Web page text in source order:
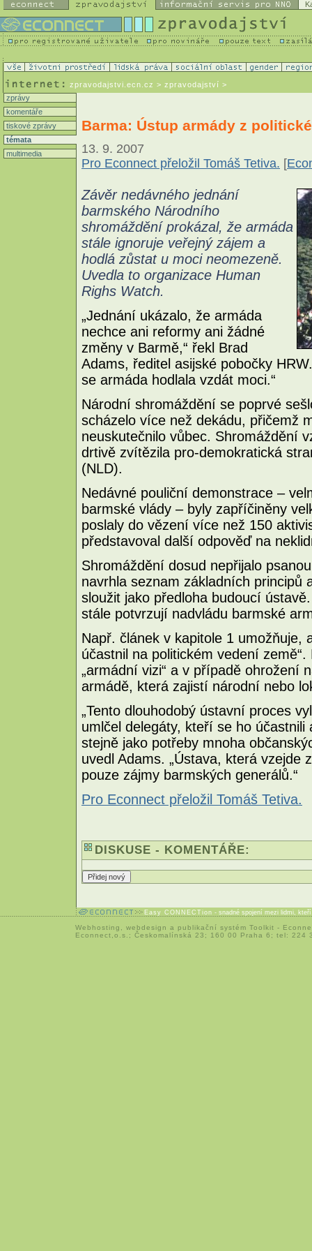
zpravodajstvi.ecn.cz > zpravodajství >
zprávy
komentáře
tiskové zprávy
témata
multimedia
Barma: Ústup armády z
13. 9. 2007
Pro Econnect přeložil Tomáš Tetiva. [
Závěr nedávného jednání
barmského Národního
shromáždění prokázal, že armáda
stále ignoruje veřejný zájem a
hodlá zůstat u moci neomezeně.
Uvedla to organizace Human
Righs Watch.
„Jednání ukázalo, že armáda
nechce ani reformy ani žádné
změny v Barmě,“ řekl Brad
Adams, ředitel asijské pobočky
se armáda hodlala vzdát moci.“
Národní shromáždění se poprvé
scházelo více než dekádu, přičemž
neuskutečnilo vůbec. Shromáždění
drtivě zvítězila pro-demokratická
(NLD).
Nedávné pouliční demonstrace –
barmské vlády – byly zapříčiněny
poslaly do vězení více než 150
představoval další odpověď na
Shromáždění dosud nepřijalo
navrhla seznam základních principů
sloužit jako předloha budoucí
stále potvrzují nadvládu barmské
Např. článek v kapitole 1 umožňuje,
účastnil na politickém vedení
„armádní vizi“ a v případě ohrožení
armádě, která zajistí národní nebo
„Tento dlouhodobý ústavní proces
umlčel delegáty, kteří se ho
stejně jako potřeby mnoha
uvedl Adams. „Ústava, která vzejde
pouze zájmy barmských generálů.“
Pro Econnect přeložil Tomáš Tetiva.
DISKUSE - KOMENTÁŘE:
Easy CONNECTion - snadné spojení mezi lidmi,
Webhosting webdesign a publikační systém Toolkit -
Econnect,o.s.; Českomalínská 23; 160 00 Praha 6; tel: 224